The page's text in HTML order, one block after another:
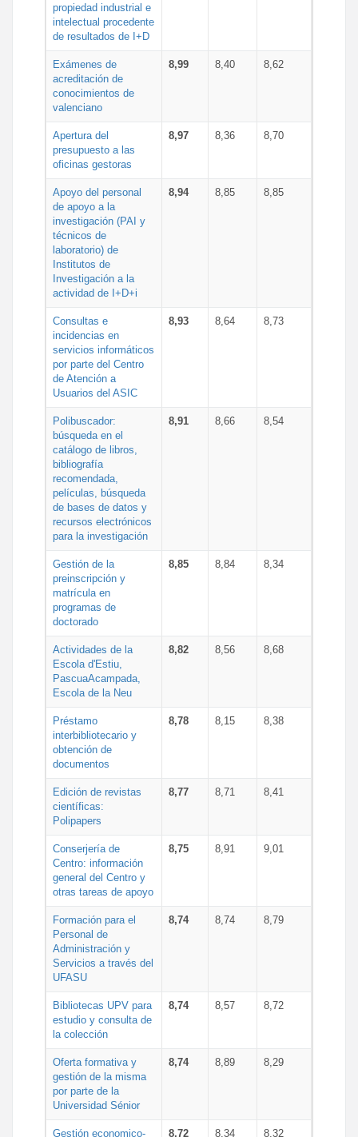
propiedad industrial e
intelectual procedente
de resultados de I+D
Exámenes de
acreditación de
conocimientos de
valenciano
8,99 8,40 8,62
Apertura del
presupuesto a las
oficinas gestoras
8,97 8,36 8,70
Apoyo del personal
de apoyo a la
investigación (PAI y
técnicos de
laboratorio) de
Institutos de
Investigación a la
actividad de I+D+i
8,94 8,85 8,85
Consultas e
incidencias en
servicios informáticos
por parte del Centro
de Atención a
Usuarios del ASIC
8,93 8,64 8,73
Polibuscador:
búsqueda en el
catálogo de libros,
bibliografía
recomendada,
películas, búsqueda
de bases de datos y
recursos electrónicos
para la investigación
8,91 8,66 8,54
Gestión de la
preinscripción y
matrícula en
programas de
doctorado
8,85 8,84 8,34
Actividades de la
Escola d'Estiu,
PascuaAcampada,
Escola de la Neu
8,82 8,56 8,68
Préstamo
interbibliotecario y
obtención de
documentos
8,78 8,15 8,38
Edición de revistas
científicas:
Polipapers
8,77 8,71 8,41
Conserjería de
Centro: información
general del Centro y
otras tareas de apoyo
8,75 8,91 9,01
Formación para el
Personal de
Administración y
Servicios a través del
UFASU
8,74 8,74 8,79
Bibliotecas UPV para
estudio y consulta de
la colección
8,74 8,57 8,72
Oferta formativa y
gestión de la misma
por parte de la
Universidad Sénior
8,74 8,89 8,29
Gestión economico- 8,72 8,34 8,32